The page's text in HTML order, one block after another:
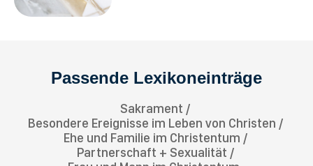
Passende Lexikoneinträge
Sakrament
Besondere Ereignisse im Leben von Christen
Ehe und Familie im Christentum
Partnerschaft + Sexualität